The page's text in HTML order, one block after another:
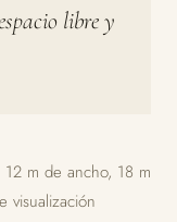
libre y
m de ancho, 18 m
visualización